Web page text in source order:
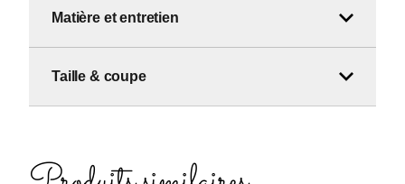
Matière et entretien
Taille & coupe